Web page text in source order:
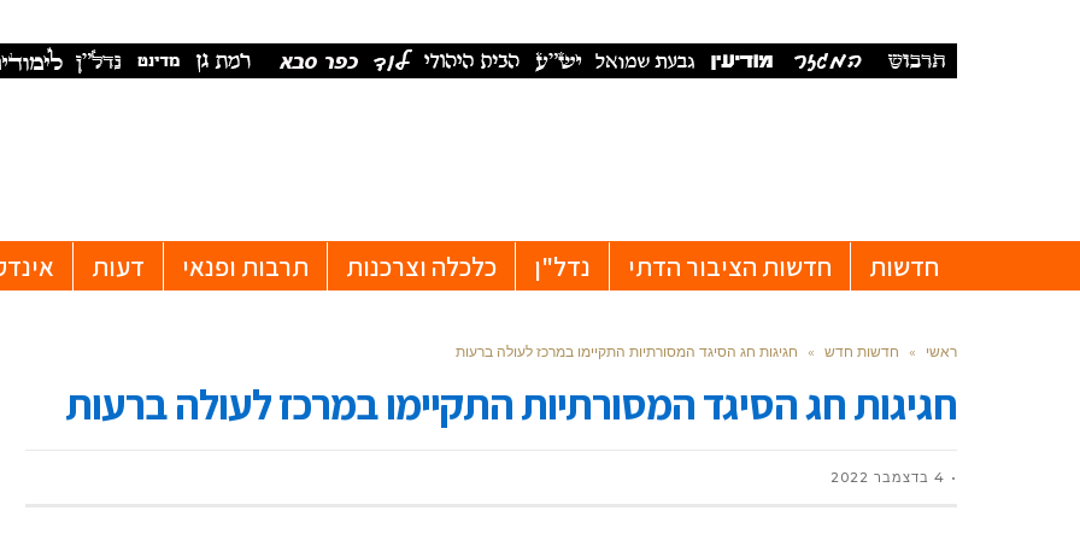
חדשות חדשות הציבור הדתי נדל"ן כלכלה וצרכנות תרבות ופנאי דעות
ראשי » חדשות חדש » חגיגות חג הסיגד המסורתיות התקיימו במרכז לעולה ברעות
חגיגות חג הסיגד המסורתיות התקיימו במרכז לעולה ברעות
4 בדצמבר 2022